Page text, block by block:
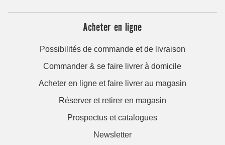
Acheter en ligne
Possibilités de commande et de livraison
Commander & se faire livrer à domicile
Acheter en ligne et faire livrer au magasin
Réserver et retirer en magasin
Prospectus et catalogues
Newsletter